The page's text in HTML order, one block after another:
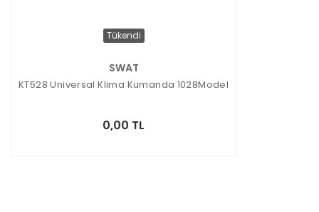
Tükendi
SWAT
KT528 Universal Klima Kumanda 1028Model
0,00 TL